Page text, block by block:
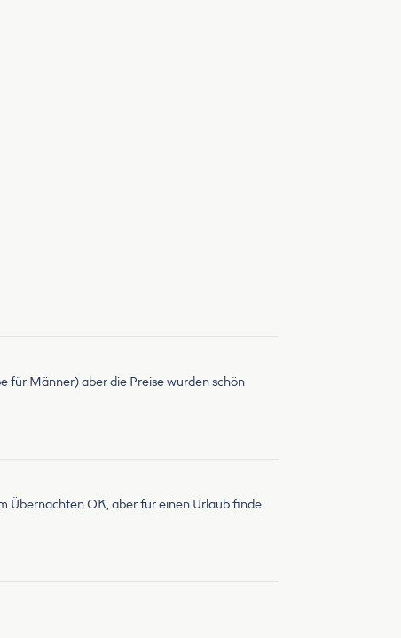
für Männer) aber die Preise wurden schön
Übernachten OK, aber für einen Urlaub finde